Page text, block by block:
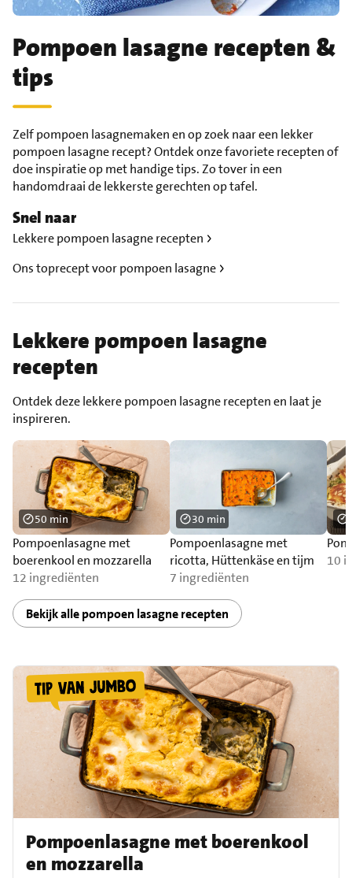
Pompoen lasagne recepten &
tips
Zelf pompoen lasagnemaken en op zoek naar een lekker
pompoen lasagne recept? Ontdek onze favoriete recepten of
doe inspiratie op met handige tips. Zo tover in een
handomdraai de lekkerste gerechten op tafel.
Snel naar
Lekkere pompoen lasagne recepten
Ons toprecept voor pompoen lasagne
Lekkere pompoen lasagne
recepten
Ontdek deze lekkere pompoen lasagne recepten en laat je
inspireren.
Pompoenlasagne met
boerenkool en mozzarella
12 ingrediënten
50 min
Pompoenlasagne met
ricotta, Hüttenkäse en tijm
7 ingrediënten
30 min
10
Bekijk alle pompoen lasagne recepten
Pompoenlasagne met boerenkool
en mozzarella